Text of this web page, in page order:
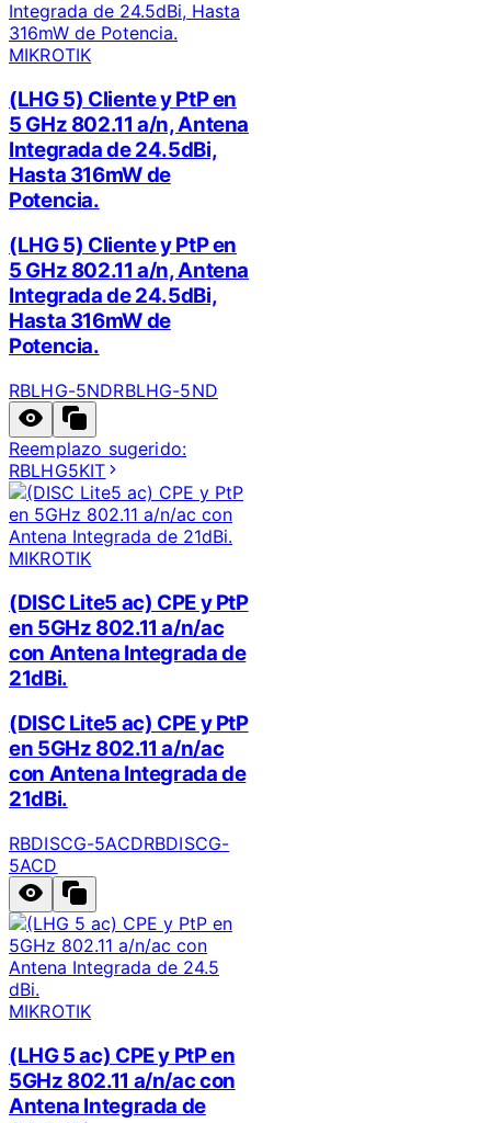
MIKROTIK
(LHG 5) Cliente y PtP en
5 GHz 802.11 a/n, Antena
Integrada de 24.5dBi,
Hasta 316mW de
Potencia.
(LHG 5) Cliente y PtP en
5 GHz 802.11 a/n, Antena
Integrada de 24.5dBi,
Hasta 316mW de
Potencia.
RBLHG-5NDRBLHG-5ND
Reemplazo sugerido:
RBLHG5KIT
MIKROTIK
(DISC Lite5 ac) CPE y PtP
en 5GHz 802.11 a/n/ac
con Antena Integrada de
21dBi.
(DISC Lite5 ac) CPE y PtP
en 5GHz 802.11 a/n/ac
con Antena Integrada de
21dBi.
RBDISCG-5ACDRBDISCG-
5ACD
MIKROTIK
(LHG 5 ac) CPE y PtP en
5GHz 802.11 a/n/ac con
Antena Integrada de